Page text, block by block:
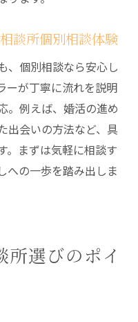
談所個別相談体験
、個別相談なら安心し
ーが丁寧に流れを説明
。例えば、婚活の進め
出会いの方法など、具
。まずは気軽に相談す
への一歩を踏み出しま
選びのポイ